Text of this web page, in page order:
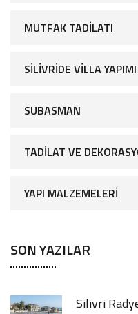
MUTFAK TADILATI
SİLİVRİDE VİLLA YAPIMI
SUBASMAN
TADILAT VE
YAPI MALZEMELERI
SON YAZILAR
Silivri